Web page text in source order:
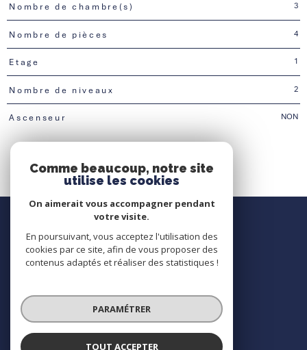
Nombre de chambre(s) 3
Nombre de pièces 4
Etage 1
Nombre de niveaux 2
Ascenseur NON
Nous contacter
Contact
Nous suivre
© 2026 | Tous droits réservés | Traduction powered by Google |
Comme beaucoup, notre site
utilise les cookies
On aimerait vous accompagner pendant
votre visite.
En poursuivant, vous acceptez l'utilisation des
cookies par ce site, afin de vous proposer des
contenus adaptés et réaliser des statistiques !
PARAMÉTRER
TOUT ACCEPTER